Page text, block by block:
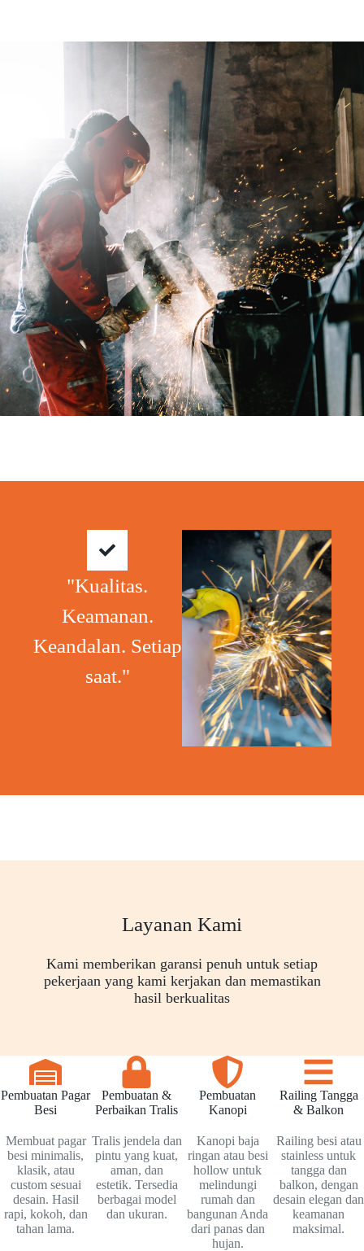
"Kualitas.
Keamanan.
Keandalan. Setiap
saat."
Layanan Kami
Kami memberikan garansi penuh untuk setiap
pekerjaan yang kami kerjakan dan memastikan
hasil berkualitas
Pembuatan Pagar
Besi
Membuat pagar
besi minimalis,
klasik, atau
custom sesuai
desain. Hasil
rapi, kokoh, dan
tahan lama.
Pembuatan &
Perbaikan Tralis
Tralis jendela dan
pintu yang kuat,
aman, dan
estetik. Tersedia
berbagai model
dan ukuran.
Pembuatan
Kanopi
Kanopi baja
ringan atau besi
hollow untuk
melindungi
rumah dan
bangunan Anda
dari panas dan
hujan.
Railing Tangga
& Balkon
Railing besi atau
stainless untuk
tangga dan
balkon, dengan
desain elegan dan
keamanan
maksimal.